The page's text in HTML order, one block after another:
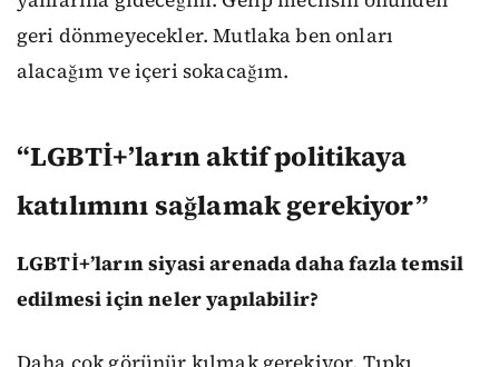
geri dönmeyecekler. Mutlaka ben onları
alacağım ve içeri sokacağım.
“LGBTİ+’ların aktif politikaya
katılımını sağlamak gerekiyor”
LGBTİ+’ların siyasi arenada daha fazla temsil
edilmesi için neler yapılabilir?